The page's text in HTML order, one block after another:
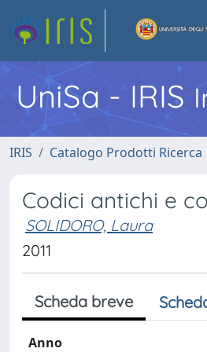
UniSa - IRIS
IRIS Catalogo Prodotti Ricerca
Codici antichi e
SOLIDORO, Laura
2011
Scheda breve
Anno